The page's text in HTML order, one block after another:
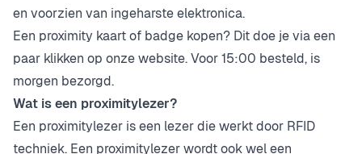
en voorzien van ingeharste elektronica.
Een proximity kaart of badge kopen? Dit doe je via een
paar klikken op onze website. Voor 15:00 besteld, is
morgen bezorgd.
Wat is een proximitylezer?
Een proximitylezer is een lezer die werkt door RFID
techniek. Een proximitylezer wordt ook wel een